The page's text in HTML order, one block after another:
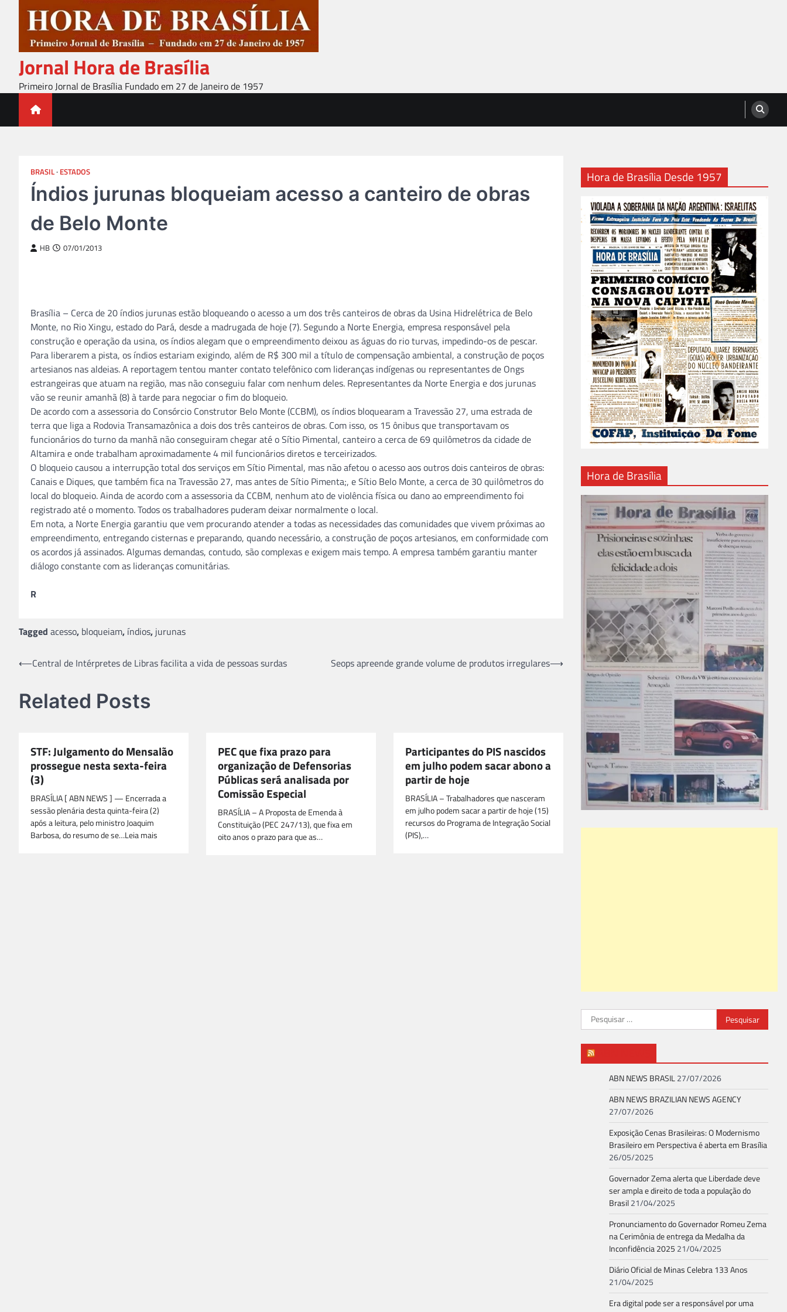
content
Jornal Hora de Brasília
Primeiro Jornal de Brasília Fundado em 27 de Janeiro de 1957
BRASIL ESTADOS
Índios jurunas bloqueiam acesso a canteiro de obras
de Belo Monte
HB 07/01/2013
Brasília – Cerca de 20 índios jurunas estão bloqueando o acesso a um dos três canteiros de obras da Usina Hidrelétrica de Belo
Monte, no Rio Xingu, estado do Pará, desde a madrugada de hoje (7). Segundo a Norte Energia, empresa responsável pela
construção e operação da usina, os índios alegam que o empreendimento deixou as águas do rio turvas, impedindo-os de pescar.
Para liberarem a pista, os índios estariam exigindo, além de R$ 300 mil a título de compensação ambiental, a construção de poços
artesianos nas aldeias. A reportagem tentou manter contato telefônico com lideranças indígenas ou representantes de Ongs
estrangeiras que atuam na região, mas não conseguiu falar com nenhum deles. Representantes da Norte Energia e dos jurunas
vão se reunir amanhã (8) à tarde para negociar o fim do bloqueio.
De acordo com a assessoria do Consórcio Construtor Belo Monte (CCBM), os índios bloquearam a Travessão 27, uma estrada de
terra que liga a Rodovia Transamazônica a dois dos três canteiros de obras. Com isso, os 15 ônibus que transportavam os
funcionários do turno da manhã não conseguiram chegar até o Sítio Pimental, canteiro a cerca de 69 quilômetros da cidade de
Altamira e onde trabalham aproximadamente 4 mil funcionários diretos e terceirizados.
O bloqueio causou a interrupção total dos serviços em Sítio Pimental, mas não afetou o acesso aos outros dois canteiros de obras:
Canais e Diques, que também fica na Travessão 27, mas antes de Sítio Pimenta;, e Sítio Belo Monte, a cerca de 30 quilômetros do
local do bloqueio. Ainda de acordo com a assessoria da CCBM, nenhum ato de violência física ou dano ao empreendimento foi
registrado até o momento. Todos os trabalhadores puderam deixar normalmente o local.
Em nota, a Norte Energia garantiu que vem procurando atender a todas as necessidades das comunidades que vivem próximas ao
empreendimento, entregando cisternas e preparando, quando necessário, a construção de poços artesianos, em conformidade com
os acordos já assinados. Algumas demandas, contudo, são complexas e exigem mais tempo. A empresa também garantiu manter
diálogo constante com as lideranças comunitárias.
R
Tagged acesso, bloqueiam, índios, jurunas
Navegação
Post
⟵Central de Intérpretes de Libras facilita a vida de pessoas surdas Seops apreende grande volume de produtos irregulares⟶
Related Posts
STF: Julgamento do Mensalão
prossegue nesta sexta-feira
(3)
BRASÍLIA [ ABN NEWS ] — Encerrada a
sessão plenária desta quinta-feira (2)
após a leitura, pelo ministro Joaquim
Barbosa, do resumo de se…Leia mais
PEC que fixa prazo para
organização de Defensorias
Públicas será analisada por
Comissão Especial
BRASÍLIA – A Proposta de Emenda à
Constituição (PEC 247/13), que fixa em
oito anos o prazo para que as…
Participantes do PIS nascidos
em julho podem sacar abono a
partir de hoje
BRASÍLIA – Trabalhadores que nasceram
em julho podem sacar a partir de hoje (15)
recursos do Programa de Integração Social
(PIS),…
Hora de Brasília Desde 1957
Hora de Brasília
Pesquisar
por:
ABN NEWS BRASIL27/07/2026
ABN NEWS BRAZILIAN NEWS AGENCY
27/07/2026
Exposição Cenas Brasileiras: O Modernismo
Brasileiro em Perspectiva é aberta em Brasília
26/05/2025
Governador Zema alerta que Liberdade deve
ser ampla e direito de toda a população do
Brasil21/04/2025
Pronunciamento do Governador Romeu Zema
na Cerimônia de entrega da Medalha da
Inconfidência 2025 21/04/2025
Diário Oficial de Minas Celebra 133 Anos
21/04/2025
Era digital pode ser a responsável por uma